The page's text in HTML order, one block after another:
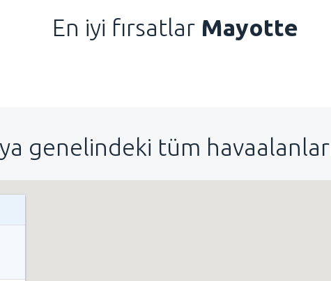
En iyi fırsatlar Mayotte
genelindeki tüm